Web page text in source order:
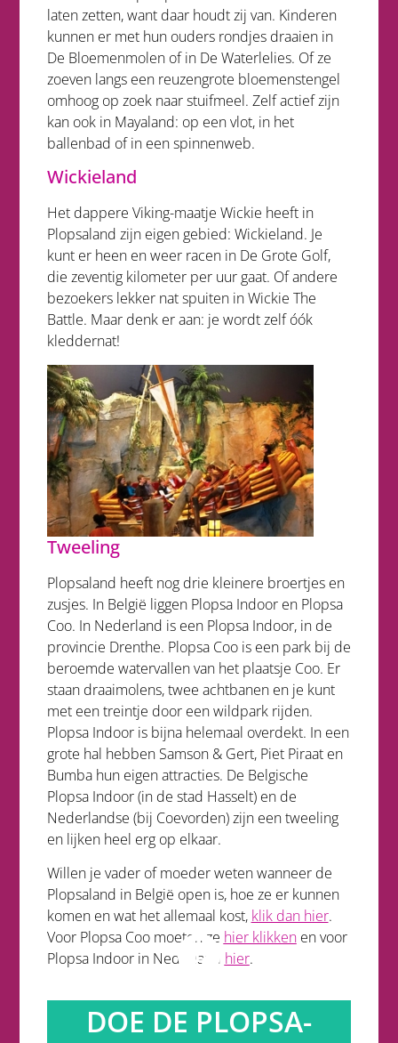
laten zetten, want daar houdt zij van. Kinderen
kunnen er met hun ouders rondjes draaien in
De Bloemenmolen of in De Waterlelies. Of ze
zoeven langs een reuzengrote bloemenstengel
omhoog op zoek naar stuifmeel. Zelf actief zijn
kan ook in Mayaland: op een vlot, in het
ballenbad of in een spinnenweb.
Wickieland
Het dappere Viking-maatje Wickie heeft in
Plopsaland zijn eigen gebied: Wickieland. Je
kunt er heen en weer racen in De Grote Golf,
die zeventig kilometer per uur gaat. Of andere
bezoekers lekker nat spuiten in Wickie The
Battle. Maar denk er aan: je wordt zelf óók
kleddernat!
Tweeling
Plopsaland heeft nog drie kleinere broertjes en
zusjes. In België liggen Plopsa Indoor en Plopsa
Coo. In Nederland is een Plopsa Indoor, in de
provincie Drenthe. Plopsa Coo is een park bij de
beroemde watervallen van het plaatsje Coo. Er
staan draaimolens, twee achtbanen en je kunt
met een treintje door een wildpark rijden.
Plopsa Indoor is bijna helemaal overdekt. In een
grote hal hebben Samson & Gert, Piet Piraat en
Bumba hun eigen attracties. De Belgische
Plopsa Indoor (in de stad Hasselt) en de
Nederlandse (bij Coevorden) zijn een tweeling
en lijken heel erg op elkaar.
Willen je vader of moeder weten wanneer de
Plopsaland in België open is, hoe ze er kunnen
komen en wat het allemaal kost, klik dan hier.
Voor Plopsa Coo moeten ze hier klikkenen voor
Plopsa Indoor in Nederland hier.
DOE DE PLOPSA-